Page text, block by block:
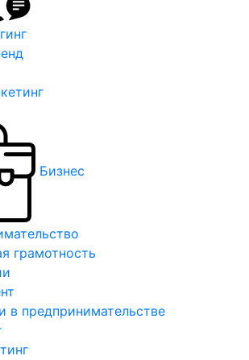
Бизнес
грамотность
в предпринимательстве